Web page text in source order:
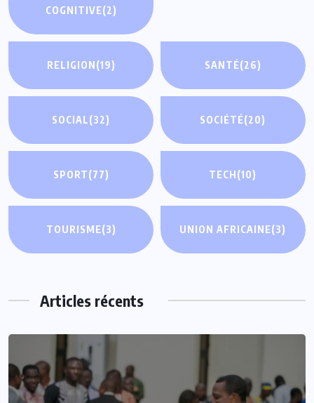
COGNITIVE(2)
RELIGION(19) SANTÉ(26)
SOCIAL(32) SOCIÉTÉ(20)
SPORT(77) TECH(10)
TOURISME(3) UNION AFRICAINE(3)
Articles récents